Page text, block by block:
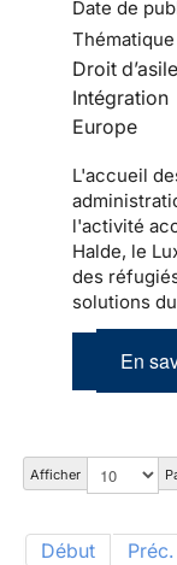
Date de
Thématique
Droit d’asile
Intégration
Europe
L'accueil
l'activité
Halde, le
des
solutions
En
Afficher
Début Préc.